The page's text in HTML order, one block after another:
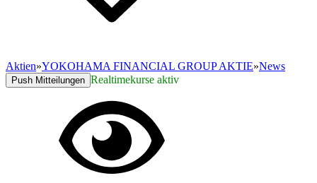
Aktien»YOKOHAMA FINANCIAL GROUP AKTIE»News
Push Mitteilungen Realtimekurse aktiv